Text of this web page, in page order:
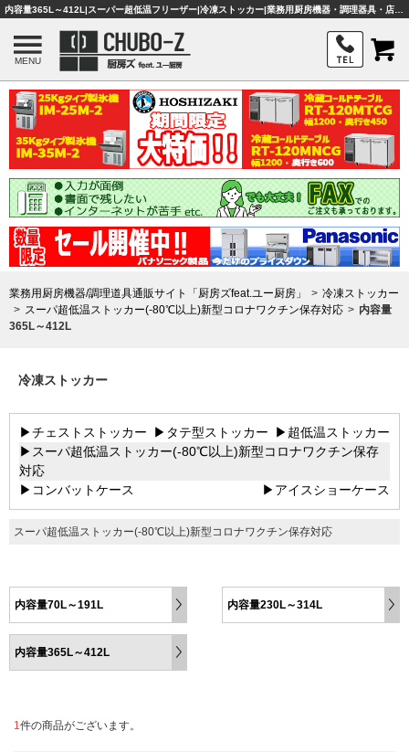
MENU
業務用厨房機器/調理道具通販サイト「厨房ズfeat.ユー厨房」
冷凍ストッカー
スーパ超低温ストッカー(-80℃以上)新型コロナワクチン保存対応
内容量
365L～412L
冷凍ストッカー
▶チェストストッカー ▶タテ型ストッカー
▶超低温ストッカー
▶スーパ超低温ストッカー(-80℃以上)新型コロナワクチン保存
対応
▶コンバットケース
▶アイスショーケース
スーパ超低温ストッカー(-80℃以上)新型コロナワクチン保存対応
内容量70L～191L 内容量230L～314L
内容量365L～412L
1 件の商品がございます。